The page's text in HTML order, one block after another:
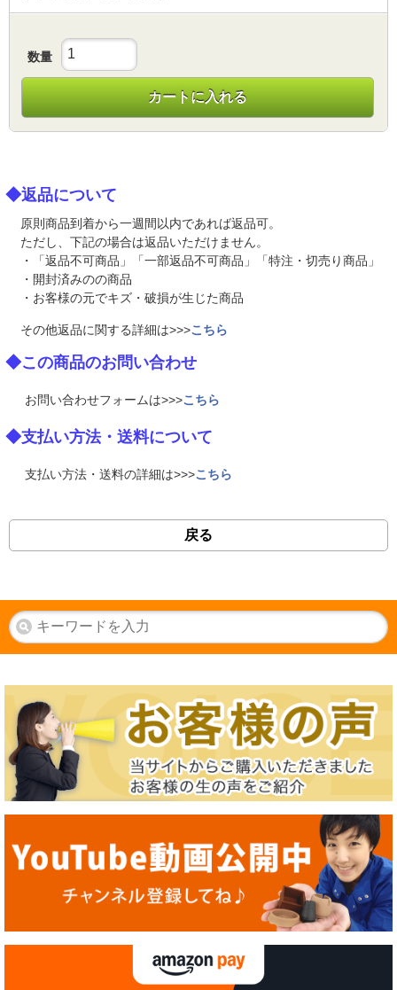
数量
カートに入れる
◆返品について
原則商品到着から一週間以内であれば返品可。
ただし、下記の場合は返品いただけません。
・「返品不可商品」「一部返品不可商品」「特注・切売り商品」
・開封済みのの商品
・お客様の元でキズ・破損が生じた商品
その他返品に関する詳細は>>>こちら
◆この商品のお問い合わせ
お問い合わせフォームは>>>こちら
◆支払い方法・送料について
支払い方法・送料の詳細は>>>こちら
戻る